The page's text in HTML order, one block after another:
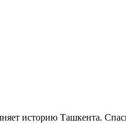
историю Ташкента.